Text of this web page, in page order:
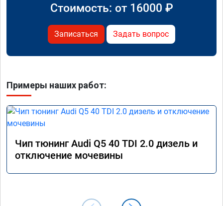
Стоимость: от 16000 ₽
Записаться Задать вопрос
Примеры наших работ:
Чип тюнинг Audi Q5 40 TDI 2.0 дизель и
отключение мочевины